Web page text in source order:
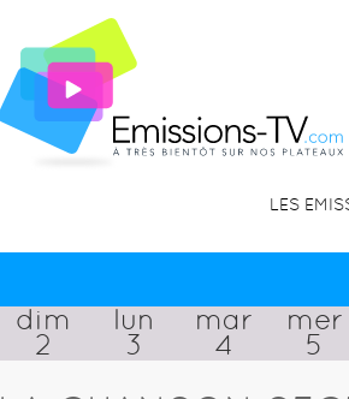
LES
dim
2
lun
3
mar
4
mer
5